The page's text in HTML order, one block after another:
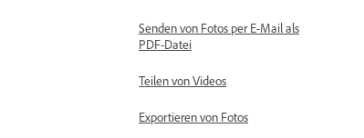
Senden von Fotos per E-Mail als
PDF-Datei
Teilen von Videos
Exportieren von Fotos